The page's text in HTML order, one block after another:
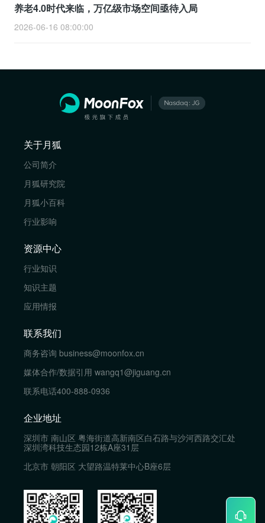
养老4.0时代来临，万亿级市场空间亟待入局
2026-06-16 08:00:00
关于月狐
公司简介
月狐研究院
月狐小百科
行业影响
资源中心
行业知识
知识主题
应用情报
联系我们
商务咨询 business@moonfox.cn
媒体合作/数据引用 wangq1@jiguang.cn
联系电话400-888-0936
企业地址
深圳市 南山区 粤海街道高新南区白石路与沙河西路交汇处
深圳湾科技生态园12栋A座31层
北京市 朝阳区 大望路温特莱中心B座6层